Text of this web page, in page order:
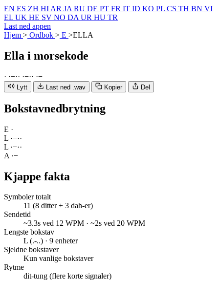
EN ES ZH HI AR JA RU DE PT FR IT ID KO PL CS TH BN VI
EL UK HE SV NO DA UR HU TR
Last ned appen
Hjem > Ordbok > E >ELLA
Ella i morsekode
· ·−·· ·−·· ·−
Lytt Last ned .wav Kopier Del
Bokstavnedbrytning
E ·
L ·−··
L ·−··
A ·−
Kjappe fakta
Symboler totalt
11 (8 ditter + 3 dah-er)
Sendetid
~3.3s ved 12 WPM · ~2s ved 20 WPM
Lengste bokstav
L (.-..) · 9 enheter
Sjeldne bokstaver
Kun vanlige bokstaver
Rytme
dit-tung (flere korte signaler)